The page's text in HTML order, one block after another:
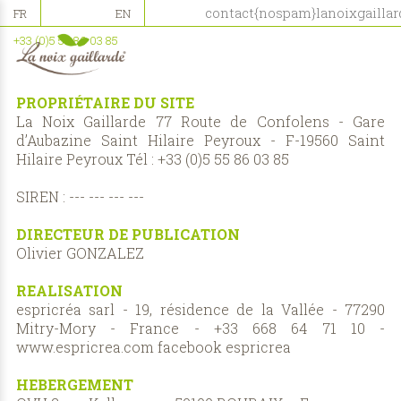
FR EN
+33 (0)5 55 86 03 85
PROPRIÉTAIRE DU SITE
La Noix Gaillarde 77 Route de Confolens - Gare
d’Aubazine Saint Hilaire Peyroux - F-19560 Saint
Hilaire Peyroux Tél : +33 (0)5 55 86 03 85
SIREN : --- --- --- ---
DIRECTEUR DE PUBLICATION
Olivier GONZALEZ
REALISATION
espricréa sarl - 19, résidence de la Vallée - 77290
Mitry-Mory - France - +33 668 64 71 10 -
www.espricrea.comfacebook espricrea
HEBERGEMENT